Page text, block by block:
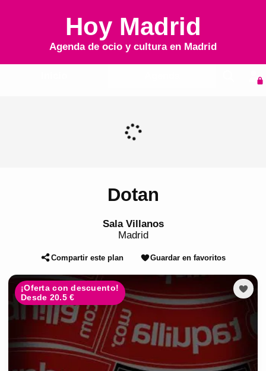
Hoy Madrid
Agenda de ocio y cultura en Madrid
Dotan
Sala Villanos
Madrid
Compartir este plan Guardar en favoritos
¡Oferta con descuento!
Desde 20.5 €